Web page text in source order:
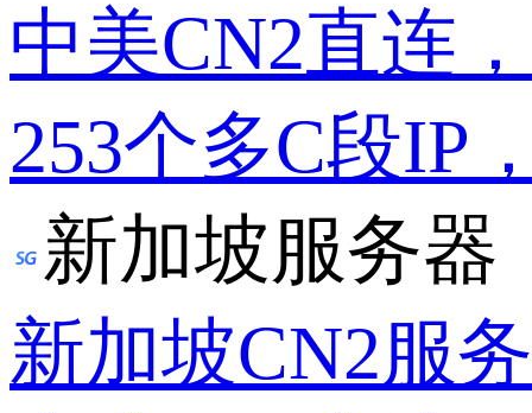
中美CN2直连
253个多C段IP
新加坡服务器
新加坡CN2服